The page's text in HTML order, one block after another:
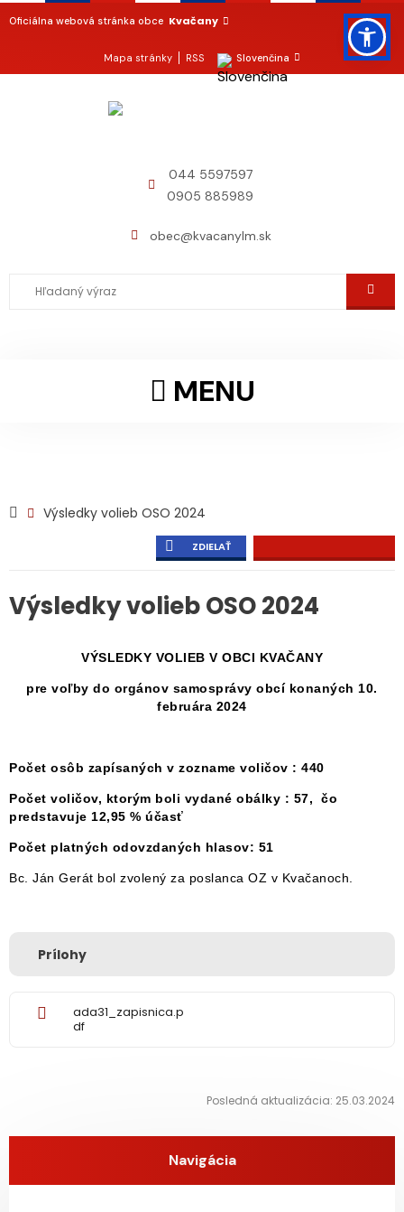
Oficiálna webová stránka obce Kvačany
Mapa stránky RSS Slovenčina
044 5597597
0905 885989
obec@kvacanylm.sk
MENU
Výsledky volieb OSO 2024
ZDIELAŤ
Výsledky volieb OSO 2024
VÝSLEDKY VOLIEB V OBCI KVAČANY
pre voľby do orgánov samosprávy obcí konaných 10.
februára 2024
Počet osôb zapísaných v zozname voličov : 440
Počet voličov, ktorým boli vydané obálky : 57, čo
predstavuje 12,95 % účasť
Počet platných odovzdaných hlasov: 51
Bc. Ján Gerát bol zvolený za poslanca OZ v Kvačanoch.
Prílohy
ada31_zapisnica.p
df
Posledná aktualizácia: 25.03.2024
Navigácia